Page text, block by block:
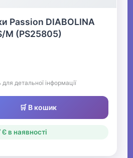
Passion DIABOLINA
M (PS25805)
для детальної інформації
🛒 В кошик
Є в наявності